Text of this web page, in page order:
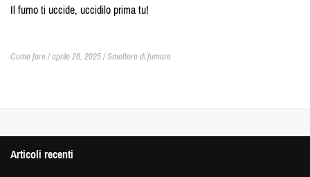
Il fumo ti uccide, uccidilo prima tu!
Come fare / aprile 26, 2025 /Smettere di fumare
Articoli recenti